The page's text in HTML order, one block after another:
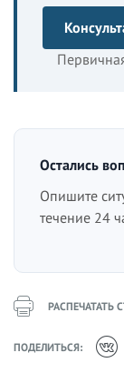
Остались
Опишите
течение 24
РАСПЕЧАТАТЬ
ПОДЕЛИТЬСЯ: